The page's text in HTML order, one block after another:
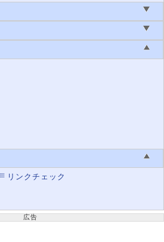
リンクチェック
広告